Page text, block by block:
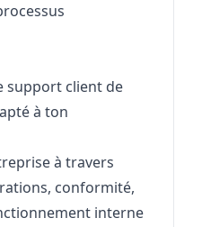
support client de
à ton
à travers
conformité,
interne